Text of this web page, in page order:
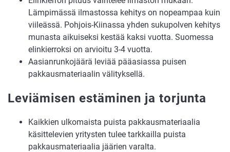
Lämpimässä ilmastossa kehitys on nopeampaa kuin
viileässä. Pohjois-Kiinassa yhden sukupolven kehitys
munasta aikuiseksi kestää kaksi vuotta. Suomessa
elinkierroksi on arvioitu 3-4 vuotta.
Aasianrunkojäärä leviää pääasiassa puisen
pakkausmateriaalin välityksellä.
Leviämisen estäminen ja torjunta
Kaikkien ulkomaista puista pakkausmateriaalia
käsittelevien yritysten tulee tarkkailla puista
pakkausmateriaalia jäärien varalta.